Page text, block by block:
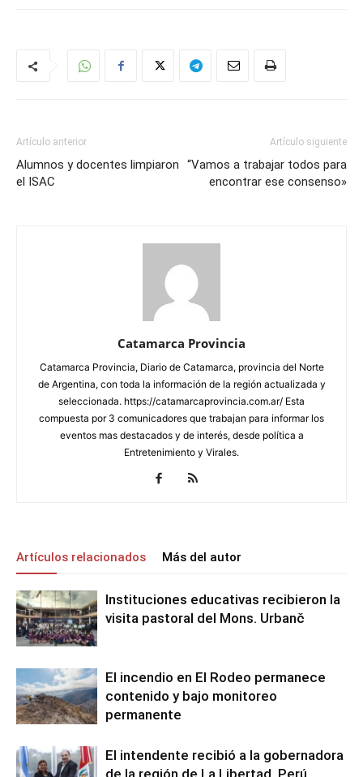
Artículo anterior
Alumnos y docentes limpiaron
el ISAC
Artículo siguiente
“Vamos a trabajar todos para
encontrar ese consenso»
Catamarca Provincia
Catamarca Provincia, Diario de Catamarca, provincia del Norte
de Argentina, con toda la información de la región actualizada y
seleccionada. https://catamarcaprovincia.com.ar/ Esta
compuesta por 3 comunicadores que trabajan para informar los
eventos mas destacados y de interés, desde política a
Entretenimiento y Virales.
Artículos relacionados Más del autor
Instituciones educativas recibieron la
visita pastoral del Mons. Urbanč
El incendio en El Rodeo permanece
contenido y bajo monitoreo
permanente
El intendente recibió a la gobernadora
de la región de La Libertad, Perú